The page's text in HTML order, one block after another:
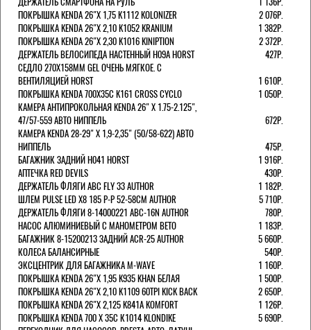
ПОКРЫШКА KENDA 26"Х 1,75 K1112 KOLONIZER
2 076Р.
ПОКРЫШКА KENDA 26"Х 2,10 K1052 KRANIUM
1 382Р.
ПОКРЫШКА KENDA 26"Х 2,30 K1016 KINIPTION
2 372Р.
ДЕРЖАТЕЛЬ ВЕЛОСИПЕДА НАСТЕННЫЙ H09A HORST
427Р.
СЕДЛО 270Х158ММ GEL ОЧЕНЬ МЯГКОЕ. С
ВЕНТИЛЯЦИЕЙ HORST
1 610Р.
ПОКРЫШКА KENDA 700Х35С K161 CROSS CYCLO
1 050Р.
КАМЕРА АНТИПРОКОЛЬНАЯ KENDA 26" Х 1.75-2.125",
47/57-559 АВТО НИППЕЛЬ
672Р.
КАМЕРА KENDA 28-29" Х 1,9-2,35" (50/58-622) АВТО
НИППЕЛЬ
475Р.
БАГАЖНИК ЗАДНИЙ H041 HORST
1 916Р.
АПТЕЧКА RED DEVILS
430Р.
ДЕРЖАТЕЛЬ ФЛЯГИ АВС FLY 33 AUTHOR
1 182Р.
ШЛЕМ PULSE LED X8 185 Р-Р 52-58СМ AUTHOR
5 710Р.
ДЕРЖАТЕЛЬ ФЛЯГИ 8-14000221 ABC-16N AUTHOR
780Р.
НАСОС АЛЮМИНИЕВЫЙ С МАНОМЕТРОМ BETO
1 183Р.
БАГАЖНИК 8-15200213 ЗАДНИЙ ACR-25 AUTHOR
5 660Р.
КОЛЕСА БАЛАНСИРНЫЕ
540Р.
ЭКСЦЕНТРИК ДЛЯ БАГАЖНИКА M-WAVE
1 160Р.
ПОКРЫШКА KENDA 26"Х 1,95 K935 KHAN БЕЛАЯ
1 500Р.
ПОКРЫШКА KENDA 26"Х 2,10 K1109 60TPI KICK BACK
2 650Р.
ПОКРЫШКА KENDA 26"Х 2,125 K841A KOMFORT
1 126Р.
ПОКРЫШКА KENDA 700 Х 35С К1014 KLONDIKE
5 690Р.